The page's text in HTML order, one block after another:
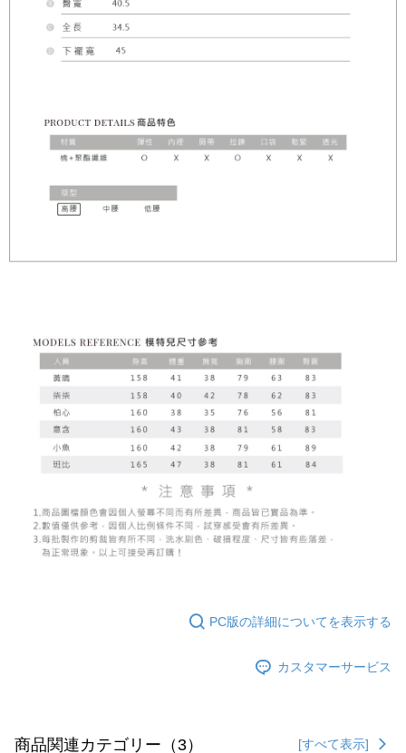
PC版の詳細についてを表示する
カスタマーサービス
商品関連カテゴリー（3） [すべて表示]